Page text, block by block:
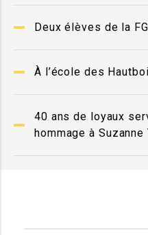
Deux élèves de la
À l’école des
40 ans de loyaux
hommage à Suzanne